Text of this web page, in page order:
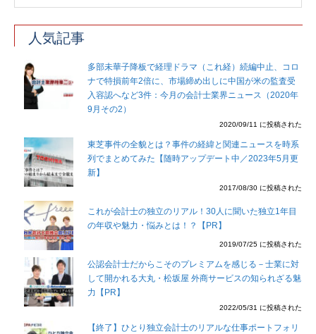
人気記事
多部未華子降板で経理ドラマ（これ経）続編中止、コロ
ナで特損前年2倍に、市場締め出しに中国が米の監査受
入容認へなど3件：今月の会計士業界ニュース（2020年
9月その2）
2020/09/11 に投稿された
東芝事件の全貌とは？事件の経緯と関連ニュースを時系
列でまとめてみた【随時アップデート中／2023年5月更
新】
2017/08/30 に投稿された
これが会計士の独立のリアル！30人に聞いた独立1年目
の年収や魅力・悩みとは！？【PR】
2019/07/25 に投稿された
公認会計士だからこそのプレミアムを感じる－士業に対
して開かれる大丸・松坂屋 外商サービスの知られざる魅
力【PR】
2022/05/31 に投稿された
【終了】ひとり独立会計士のリアルな仕事ポートフォリ